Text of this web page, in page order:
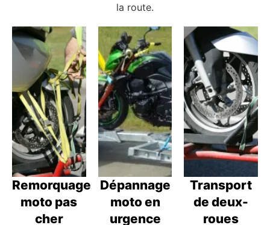
la route.
Remorquage
moto pas
cher
Dépannage
moto en
urgence
Transport
de deux-
roues